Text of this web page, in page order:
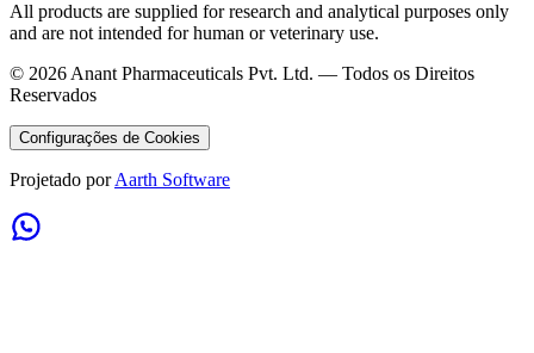
All products are supplied for research and analytical purposes only
and are not intended for human or veterinary use.
© 2026 Anant Pharmaceuticals Pvt. Ltd. — Todos os Direitos
Reservados
Configurações de Cookies
Projetado por Aarth Software